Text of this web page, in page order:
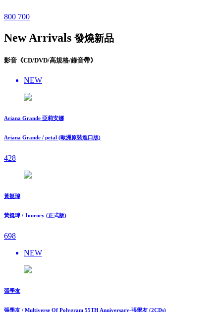
800 700
New Arrivals 發燒新品
影音《CD/DVD/高規格/錄音帶》
NEW
Ariana Grande 亞莉安娜
Ariana Grande / petal (歐洲原裝進口版)
428
黃挺瑋
黃挺瑋 / Journey (正式版)
698
NEW
張學友
張學友 / Multiverse Of Polygram 55TH Anniversary-張學友 (2CDs)